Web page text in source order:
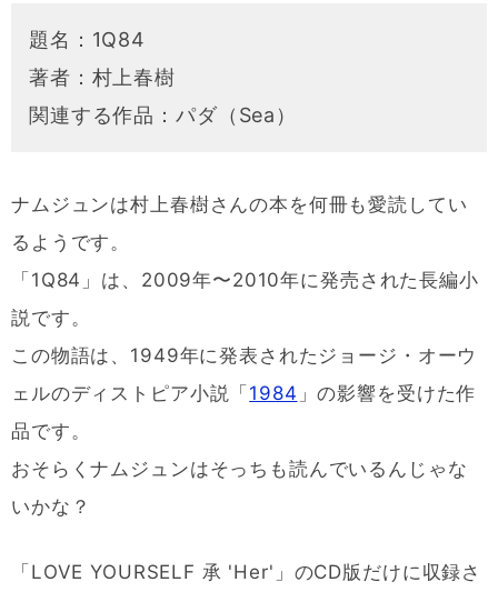
題名：1Q84
著者：村上春樹
関連する作品：パダ（Sea）
ナムジュンは村上春樹さんの本を何冊も愛読してい
るようです。
「1Q84」は、2009年〜2010年に発売された長編小
説です。
この物語は、1949年に発表されたジョージ・オーウ
ェルのディストピア小説「1984 」の影響を受けた作
品です。
おそらくナムジュンはそっちも読んでいるんじゃな
いかな？
「LOVE YOURSELF 承 'Her'」のCD版だけに収録さ